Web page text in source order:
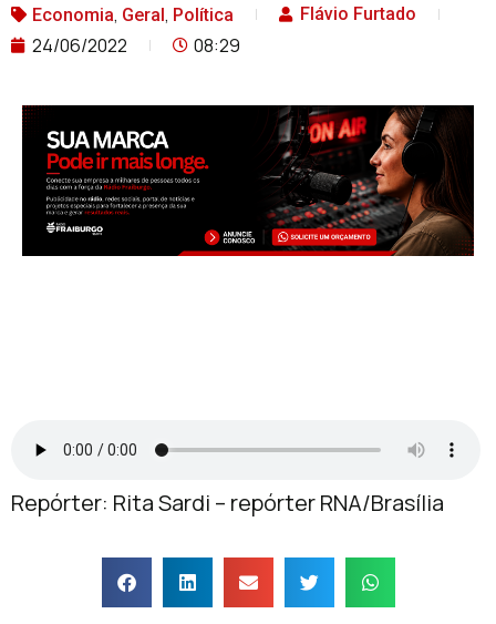
Economia, Geral , Política Flávio Furtado
24/06/2022 08:29
Repórter: Rita Sardi – repórter RNA/Brasília